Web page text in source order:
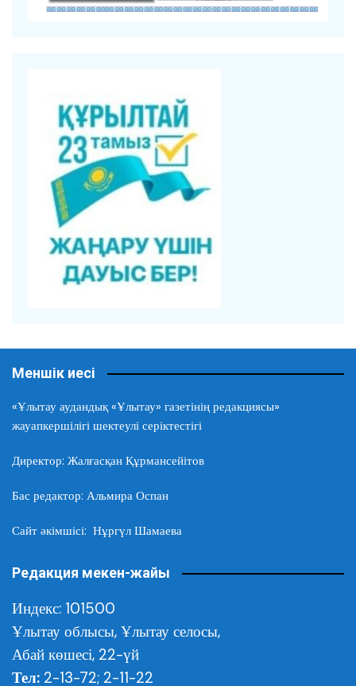
Меншік иесі
«Ұлытау аудандық «Ұлытау» газетінің редакциясы»
жауапкершілігі шектеулі серіктестігі
Директор: Жалғасқан Құрмансейітов
Бас редактор: Альмира Оспан
Сайт әкімшісі: Нұргүл Шамаева
Редакция мекен-жайы
Индекс: 101500
Ұлытау облысы, Ұлытау селосы,
Абай көшесі, 22-үй
Тел: 2-13-72; 2-11-22